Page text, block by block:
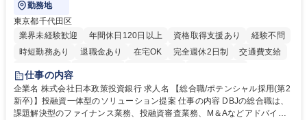
勤務地
東京都千代田区
業界未経験歓迎
年間休日120日以上 資格取得支援あり
経験不問
時短勤務あり
退職金あり 在宅OK 完全週休2日制
交通費支給
駅近5分以内
食事補助あり
託児所あり
仕事の内容
企業名 株式会社日本政策投資銀行 求人名 【総合職/ポテンシャル採用(第2
新卒)】投融資一体型のソリューション提案 仕事の内容 DBJの総合職は、
課題解決型のファイナンス業務、投融資審査業務、M＆Aなどアドバイザ